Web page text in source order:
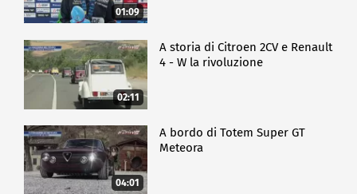
01:09
02:11
A storia di Citroen 2CV e Renault
4 - W la rivoluzione
04:01
A bordo di Totem Super GT
Meteora